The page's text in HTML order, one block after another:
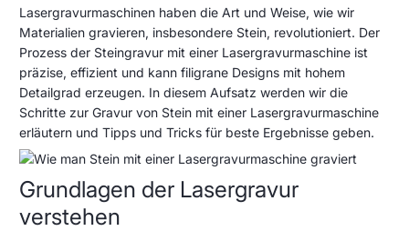
Wie
graviert
man
Stein
mit
einer
Lasergravurmaschine?
23.
November
2023
CNCLunyee
Lasergravurmaschinen haben die Art und Weise, wie wir
Materialien gravieren, insbesondere Stein, revolutioniert. Der
Prozess der Steingravur mit einer Lasergravurmaschine ist
präzise, effizient und kann filigrane Designs mit hohem
Detailgrad erzeugen. In diesem Aufsatz werden wir die
Schritte zur Gravur von Stein mit einer Lasergravurmaschine
erläutern und Tipps und Tricks für beste Ergebnisse geben.
Grundlagen der Lasergravur
verstehen